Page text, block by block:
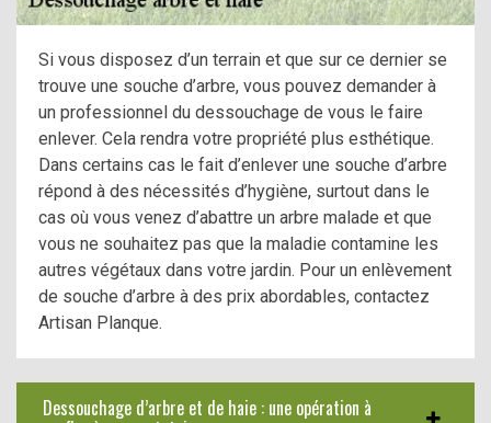
Si vous disposez d’un terrain et que sur ce dernier se
trouve une souche d’arbre, vous pouvez demander à
un professionnel du dessouchage de vous le faire
enlever. Cela rendra votre propriété plus esthétique.
Dans certains cas le fait d’enlever une souche d’arbre
répond à des nécessités d’hygiène, surtout dans le
cas où vous venez d’abattre un arbre malade et que
vous ne souhaitez pas que la maladie contamine les
autres végétaux dans votre jardin. Pour un enlèvement
de souche d’arbre à des prix abordables, contactez
Artisan Planque.
Dessouchage d’arbre et de haie : une opération à